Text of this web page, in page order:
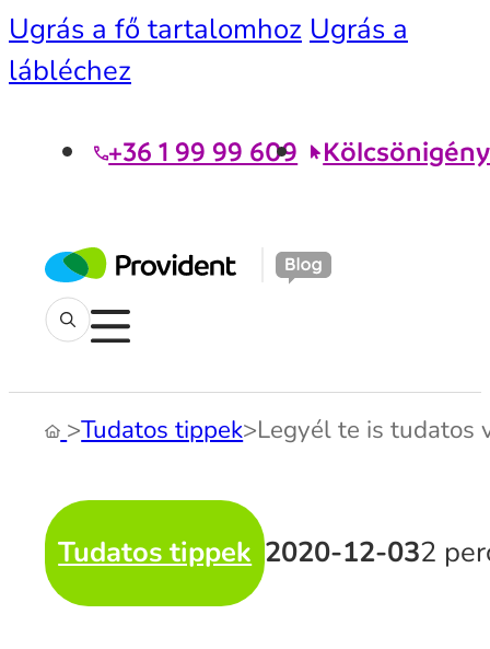
Ugrás a fő tartalomhoz Ugrás a
lábléchez
+36 1 99 99 609
>Tudatos tippek>Legyél te is tudatos
Tudatos tippek 2020-12-032